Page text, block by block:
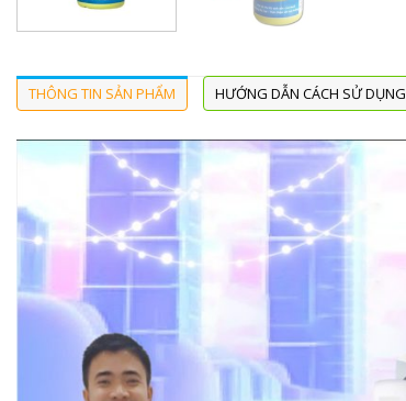
THÔNG TIN SẢN PHẨM HƯỚNG DẪN CÁCH SỬ DỤNG